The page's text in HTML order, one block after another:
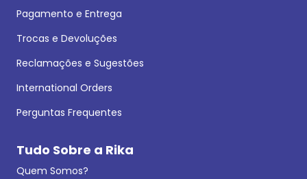
Pagamento e Entrega
Trocas e Devoluções
Reclamações e Sugestões
International Orders
Perguntas Frequentes
Tudo Sobre a Rika
Quem Somos?